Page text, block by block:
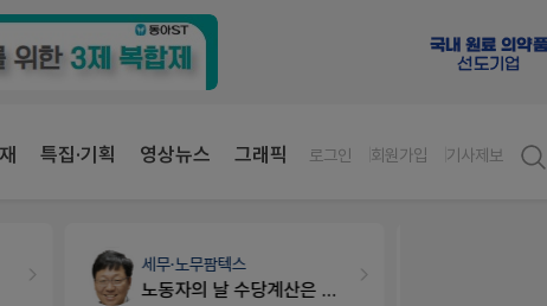
특집·기획 영상뉴스 그래픽 로그인 회원가입 기사제보
약국인테리어생각자국 디자인
매대 높이